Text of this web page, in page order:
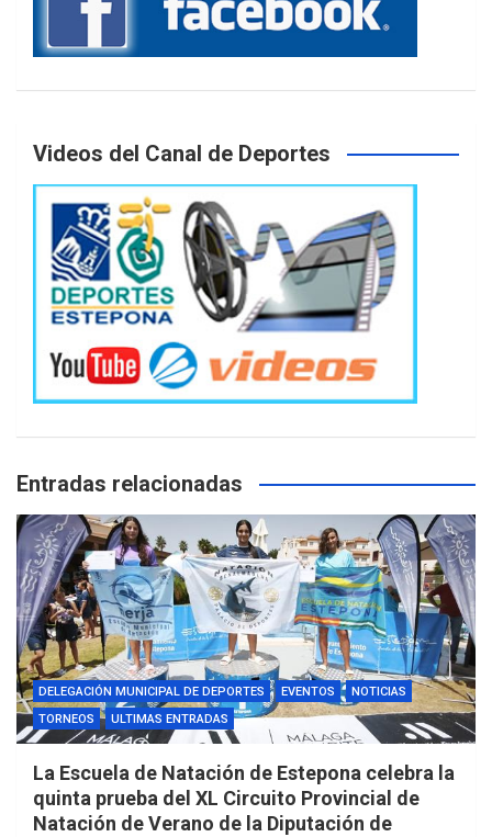
Videos del Canal de Deportes
Entradas relacionadas
DELEGACIÓN MUNICIPAL DE DEPORTES EVENTOS
NOTICIAS
TORNEOS
ULTIMAS ENTRADAS
La Escuela de Natación de Estepona celebra la
quinta prueba del XL Circuito Provincial de
Natación de Verano de la Diputación de